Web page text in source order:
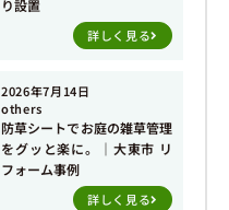
り設置
詳しく見る
2026年7月14日
others
防草シートでお庭の雑草管理
をグッと楽に。｜大東市 リ
フォーム事例
詳しく見る